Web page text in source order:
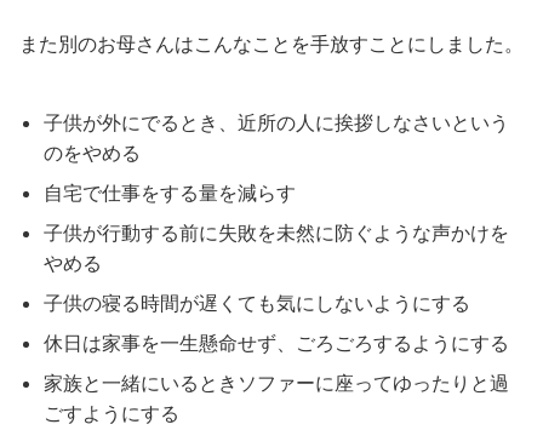
また別のお母さんはこんなことを手放すことにしました。
子供が外にでるとき、近所の人に挨拶しなさいという
のをやめる
自宅で仕事をする量を減らす
子供が行動する前に失敗を未然に防ぐような声かけを
やめる
子供の寝る時間が遅くても気にしないようにする
休日は家事を一生懸命せず、ごろごろするようにする
家族と一緒にいるときソファーに座ってゆったりと過
ごすようにする